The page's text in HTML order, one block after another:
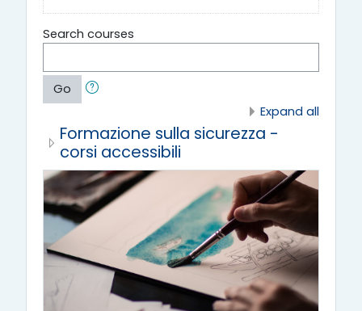
Search courses
Go
Expand all
Formazione sulla sicurezza -
corsi accessibili